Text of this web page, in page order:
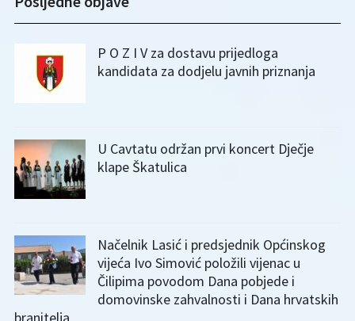
P O Z I V za dostavu prijedloga
kandidata za dodjelu javnih priznanja
U Cavtatu održan prvi koncert Dječje
klape Škatulica
Načelnik Lasić i predsjednik Općinskog
vijeća Ivo Simović položili vijenac u
Čilipima povodom Dana pobjede i
domovinske zahvalnosti i Dana hrvatskih